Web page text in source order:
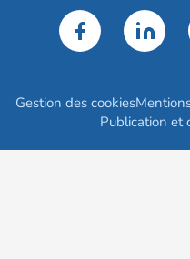
Gestion des cookies
Publication et